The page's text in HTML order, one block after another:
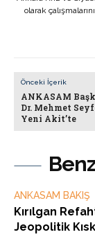
ANKASAM BAKIŞ
Kırılgan
Jeopolitik
olarak
Önceki İçerik
ANKASAM
Dr. Mehmet
Yeni Akit’te